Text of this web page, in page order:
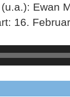
Ewan
16.